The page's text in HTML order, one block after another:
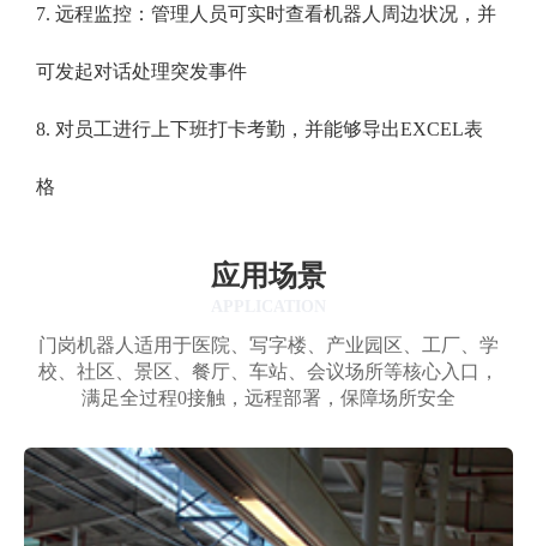
7. 远程监控：管理人员可实时查看机器人周边状况，并
可发起对话处理突发事件
8. 对员工进行上下班打卡考勤，并能够导出EXCEL表
格
应用场景
门岗机器人适用于医院、写字楼、产业园区、工厂、学
校、社区、景区、餐厅、车站、会议场所等核心入口，
满足全过程0接触，远程部署，保障场所安全